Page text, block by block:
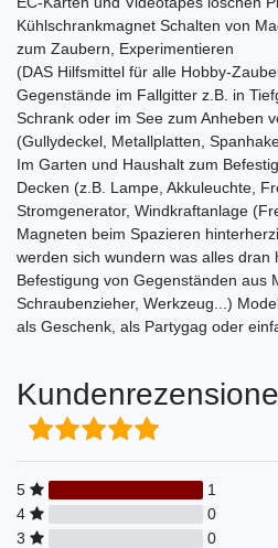
Kühlschrankmagnet Schalten von
zum Zaubern, Experimentieren
(DAS Hilfsmittel für alle Hobby-
Gegenstände im Fallgitter z.B. in
Schrank oder im See zum Anheben
(Gullydeckel, Metallplatten,
Im Garten und Haushalt zum
Decken (z.B. Lampe, Akkuleuchte,
Stromgenerator, Windkraftanlage
Magneten beim Spazieren
werden sich wundern was alles dran
Befestigung von Gegenständen aus
Schraubenzieher, Werkzeug...)
als Geschenk, als Partygag oder
5
1
4
0
3
0